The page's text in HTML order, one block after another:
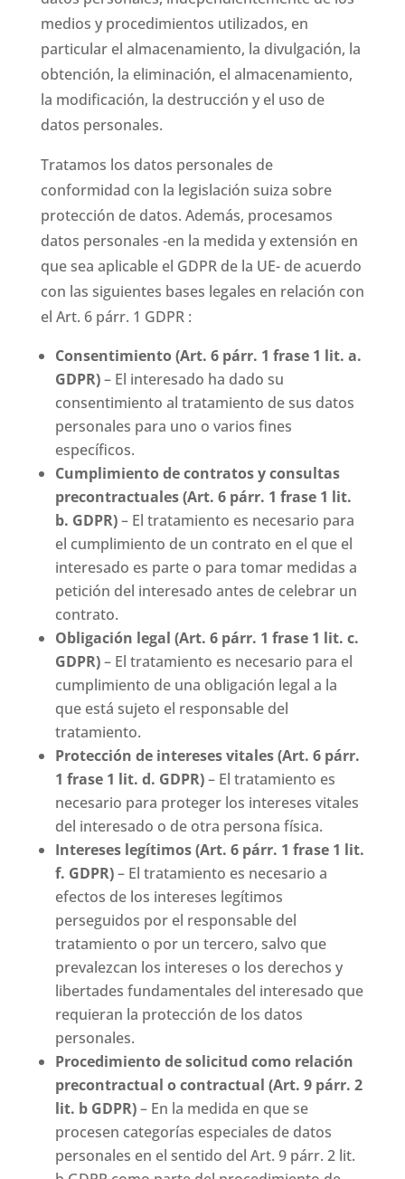
medios y procedimientos utilizados, en
particular el almacenamiento, la divulgación, la
obtención, la eliminación, el almacenamiento,
la modificación, la destrucción y el uso de
datos personales.
Tratamos los datos personales de
conformidad con la legislación suiza sobre
protección de datos. Además, procesamos
datos personales -en la medida y extensión en
que sea aplicable el GDPR de la UE- de acuerdo
con las siguientes bases legales en relación con
el Art. 6 párr. 1 GDPR :
Consentimiento (Art. 6 párr. 1 frase 1 lit. a.
GDPR)– El interesado ha dado su
consentimiento al tratamiento de sus datos
personales para uno o varios fines
específicos.
Cumplimiento de contratos y consultas
precontractuales (Art. 6 párr. 1 frase 1 lit.
b. GDPR)– El tratamiento es necesario para
el cumplimiento de un contrato en el que el
interesado es parte o para tomar medidas a
petición del interesado antes de celebrar un
contrato.
Obligación legal (Art. 6 párr. 1 frase 1 lit. c.
GDPR)– El tratamiento es necesario para el
cumplimiento de una obligación legal a la
que está sujeto el responsable del
tratamiento.
Protección de intereses vitales (Art. 6 párr.
1 frase 1 lit. d. GDPR)– El tratamiento es
necesario para proteger los intereses vitales
del interesado o de otra persona física.
Intereses legítimos (Art. 6 párr. 1 frase 1 lit.
f. GDPR)– El tratamiento es necesario a
efectos de los intereses legítimos
perseguidos por el responsable del
tratamiento o por un tercero, salvo que
prevalezcan los intereses o los derechos y
libertades fundamentales del interesado que
requieran la protección de los datos
personales.
Procedimiento de solicitud como relación
precontractual o contractual (Art. 9 párr. 2
lit. b GDPR)– En la medida en que se
procesen categorías especiales de datos
personales en el sentido del Art. 9 párr. 2 lit.